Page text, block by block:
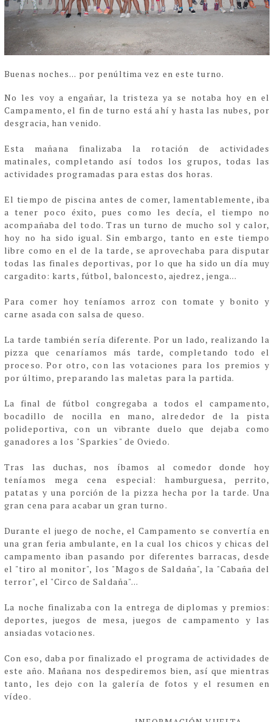
Buenas noches... por penúltima vez en este turno.
No les voy a engañar, la tristeza ya se notaba hoy en el
Campamento, el fin de turno está ahí y hasta las nubes, por
desgracia, han venido.
Esta mañana finalizaba la rotación de actividades
matinales, completando así todos los grupos, todas las
actividades programadas para estas dos horas.
El tiempo de piscina antes de comer, lamentablemente, iba
a tener poco éxito, pues como les decía, el tiempo no
acompañaba del todo. Tras un turno de mucho sol y calor,
hoy no ha sido igual. Sin embargo, tanto en este tiempo
libre como en el de la tarde, se aprovechaba para disputar
todas las finales deportivas, por lo que ha sido un día muy
cargadito: karts, fútbol, baloncesto, ajedrez, jenga...
Para comer hoy teníamos arroz con tomate y bonito y
carne asada con salsa de queso.
La tarde también sería diferente. Por un lado, realizando la
pizza que cenaríamos más tarde, completando todo el
proceso. Por otro, con las votaciones para los premios y
por último, preparando las maletas para la partida.
La final de fútbol congregaba a todos el campamento,
bocadillo de nocilla en mano, alrededor de la pista
polideportiva, con un vibrante duelo que dejaba como
ganadores a los "Sparkies" de Oviedo.
Tras las duchas, nos íbamos al comedor donde hoy
teníamos mega cena especial: hamburguesa, perrito,
patatas y una porción de la pizza hecha por la tarde. Una
gran cena para acabar un gran turno.
Durante el juego de noche, el Campamento se convertía en
una gran feria ambulante, en la cual los chicos y chicas del
campamento iban pasando por diferentes barracas, desde
el "tiro al monitor", los "Magos de Saldaña", la "Cabaña del
terror", el "Circo de Saldaña"...
La noche finalizaba con la entrega de diplomas y premios:
deportes, juegos de mesa, juegos de campamento y las
ansiadas votaciones.
Con eso, daba por finalizado el programa de actividades de
este año. Mañana nos despediremos bien, así que mientras
tanto, les dejo con la galería de fotos y el resumen en
vídeo.